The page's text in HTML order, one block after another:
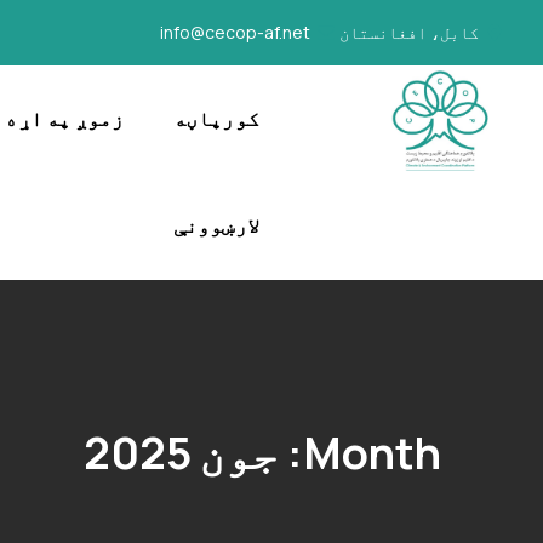
کابل، افغانستان info@cecop-af.net
کورپاڼه زموږ په اړه
لارښوونې
Month: جون 2025